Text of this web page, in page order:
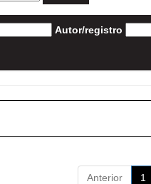
Autor/registro
Anterior 1